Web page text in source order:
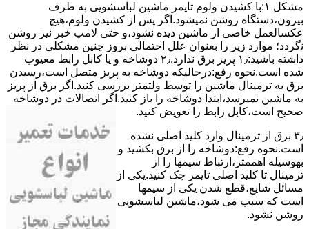
مشکل ۱:ﺑﺎ ﮐﺸﯿﺪن وﻟﻮم ﺗﺎﯾﻤﺮ ماشین لباسشویی به طرف
ﺑﯿﺮون،دستگاه روﺷﻦ نمیشود.اﮔﺮ ﭘﺲ از ﮐﺸﯿﺪن وﻟﻮم،ﻫﯿﭻ
عکسالعمل ﺧﺎﺻﯽ از ﻣﺎﺷﯿﻦ دﯾﺪه نشود،و حتی ﻻﻣﭗ ﺧﺒﺮ ﻧﯿﺰ روﺷﻦ
ﻧگردد؛ موارد زیر را بعنوان ﻋﻠﻞ احتمالی بروز چنین مشکلی در نظر
داشته باشید:۱٫ ﭘﺮﯾﺰ ﺑﺮق ﻧﺪارد.۲٫ دوﺷﺎﺧﻪ و ﯾﺎ ﮐﺎﺑﻞ راﺑﻂ ﻣﻌﯿﻮب
ﺷﺪه است.نحوه رفع:درحالیکه دوﺷﺎﺧﻪ ﺑﻪ ﭘﺮﯾﺰ ﻣﺘﺼﻞ اﺳﺖ،رﺳﯿﺪن
ﺑﺮق ﺑﻪ ﺗﺮﻣﯿﻨﺎل ﻣﺎﺷﯿﻦ را ﺗﻮﺳﻂ ولتمتر بررسی ﮐﻨﯿﺪ.اﮔﺮ ﺑﺮق از ﭘﺮﯾﺰ
ﺑﻪ ﻣﺎﺷﯿﻦ نمیرسد،اﺑﺘﺪا دوشاخه را باز کنید.اﮔﺮ اﺗﺼﺎﻻت در دوشاخه
ﺻﺤﯿﺢ اﺳﺖ،ﮐﺎﺑﻞ راﺑﻂ را ﺗﻌﻮﯾﺾ کنید.
۳٫ ﺑﺮق از ﺗﺮﻣﯿﻨﺎل وارد ﮐﻠﯿﺪ اﺻﻠﯽ ﻧﺸﺪه
است.نحوه رﻓﻊ:دوشاخه را از ﺑﺮق بکشید و
بهوسیله اهممتر،ارﺗﺒﺎط سیمها را از
ﺗﺮﻣﯿﻨﺎل ﺗﺎ ﮐﻠﯿﺪ اﺻﻠﯽ ﺗﺎﯾﻤﺮ چک کنید.یکی از
مسائل شایع،ﻗﻄﻊ شدن ﯾﮑﯽ از سیمها
است که سبب می شود،ﻣﺎﺷﯿﻦ لباسشویی
روﺷﻦ نشود.